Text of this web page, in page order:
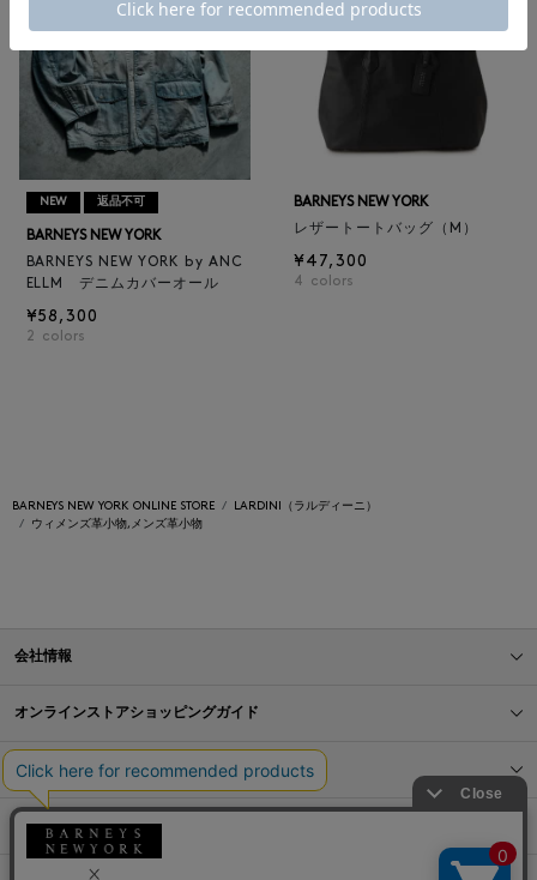
NEW 返品不可
BARNEYS NEW YORK
BARNEYS NEW YORK by ANC
ELLM デニムカバーオール
¥58,300
2 colors
BARNEYS NEW YORK
レザートートバッグ（M）
¥47,300
4 colors
BARNEYS NEW YORK ONLINE STORE
LARDINI（ラルディーニ）
ウィメンズ革小物,メンズ革小物
会社情報
オンラインストアショッピングガイド
店舗情報
サービス